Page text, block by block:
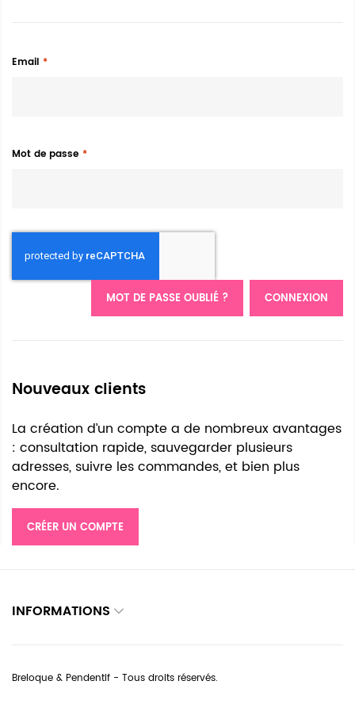
Email
Mot de passe
CONNEXION
MOT DE PASSE OUBLIÉ ?
Nouveaux clients
La création d’un compte a de nombreux avantages
: consultation rapide, sauvegarder plusieurs
adresses, suivre les commandes, et bien plus
encore.
CRÉER UN COMPTE
INFORMATIONS
Breloque & Pendentif - Tous droits réservés.